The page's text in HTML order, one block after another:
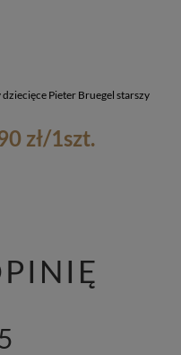
dziecięce Pieter Bruegel starszy
zł/1szt.